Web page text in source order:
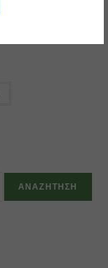
ΑΝΑΖΉΤΗΣΗ